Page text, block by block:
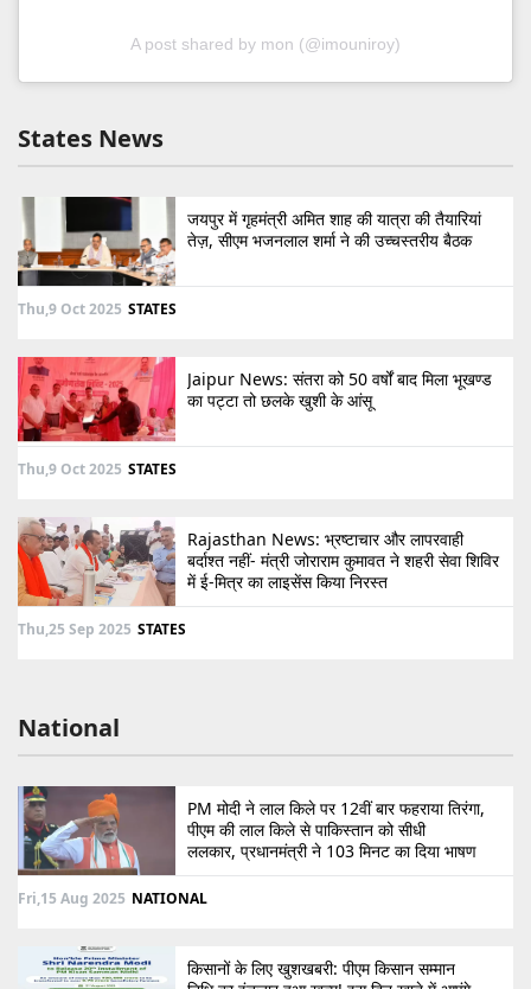
A post shared by mon (@imouniroy)
States News
जयपुर में गृहमंत्री अमित शाह की यात्रा की तैयारियां
तेज़, सीएम भजनलाल शर्मा ने की उच्चस्तरीय बैठक
Thu,9 Oct 2025 STATES
Jaipur News: संतरा को 50 वर्षों बाद मिला भूखण्ड
का पट्टा तो छलके खुशी के आंसू
Thu,9 Oct 2025 STATES
Rajasthan News: भ्रष्टाचार और लापरवाही
बर्दाश्त नहीं- मंत्री जोराराम कुमावत ने शहरी सेवा शिविर
में ई-मित्र का लाइसेंस किया निरस्त
Thu,25 Sep 2025 STATES
National
PM मोदी ने लाल किले पर 12वीं बार फहराया तिरंगा,
पीएम की लाल किले से पाकिस्तान को सीधी
ललकार, प्रधानमंत्री ने 103 मिनट का दिया भाषण
Fri,15 Aug 2025 NATIONAL
किसानों के लिए खुशखबरी: पीएम किसान सम्मान